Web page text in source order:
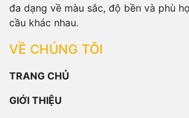
đa dạng về màu sắc, độ bền và phù
cầu khác nhau.
VỀ CHÚNG TÔI
TRANG CHỦ
GIỚI THIỆU